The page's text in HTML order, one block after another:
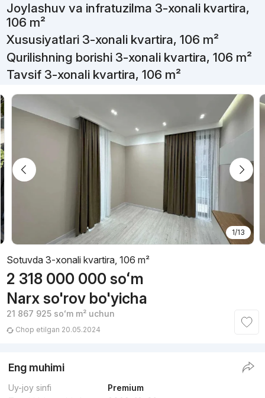
Joylashuv va infratuzilma 3-xonali kvartira,
106 m²
Xususiyatlari 3-xonali kvartira, 106 m²
Qurilishning borishi 3-xonali kvartira, 106 m²
Tavsif 3-xonali kvartira, 106 m²
1/13
Sotuvda 3-xonali kvartira, 106 m²
2 318 000 000 soʻm
Narx so'rov bo'yicha
21 867 925 soʻmm² uchun
Chop etilgan 20.05.2024
Eng muhimi
Uy-joy sinfi
Premium